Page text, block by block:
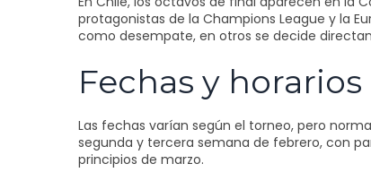
protagonistas de la Champions League y la
como desempate, en otros se decide
Fechas y horarios
Las fechas varían según el torneo, pero
segunda y tercera semana de febrero, con
principios de marzo.